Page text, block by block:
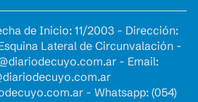
de Inicio: 11/2003 - Dirección:
Lateral de Circunvalación -
- Email:
- Whatsapp: (054)